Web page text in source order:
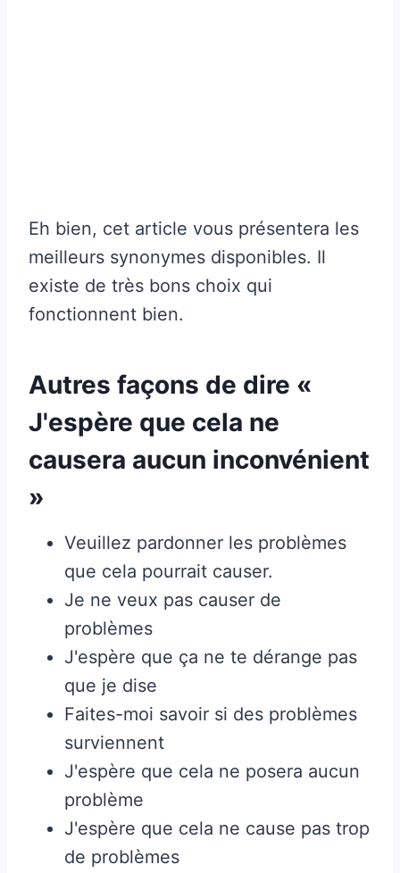
Eh bien, cet article vous présentera les
meilleurs synonymes disponibles. Il
existe de très bons choix qui
fonctionnent bien.
Autres façons de dire «
J'espère que cela ne
causera aucun inconvénient
»
Veuillez pardonner les problèmes
que cela pourrait causer.
Je ne veux pas causer de
problèmes
J'espère que ça ne te dérange pas
que je dise
Faites-moi savoir si des problèmes
surviennent
J'espère que cela ne posera aucun
problème
J'espère que cela ne cause pas trop
de problèmes